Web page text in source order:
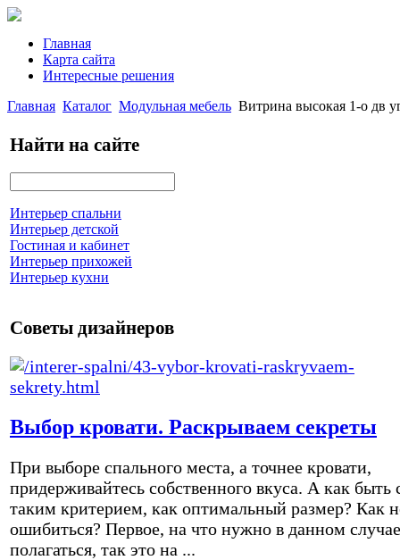
Главная
Карта сайта
Интересные решения
Главная Каталог Модульная мебель Витрина высокая 1-о дв
Найти на сайте
Интерьер спальни
Интерьер детской
Гостиная и кабинет
Интерьер прихожей
Интерьер кухни
Советы дизайнеров
Выбор кровати. Раскрываем секреты
При выборе спального места, а точнее кровати,
придерживайтесь собственного вкуса. А как быть
таким критерием, как оптимальный размер? Как
ошибиться? Первое, на что нужно в данном случае
полагаться, так это на ...